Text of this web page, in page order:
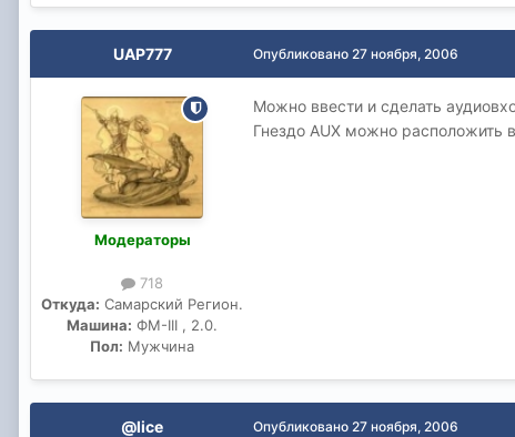
UAP777
Модераторы
718
Откуда: Самарский Регион.
Машина: ФМ-III , 2.0.
Пол: Мужчина
Опубликовано 27 ноября, 2006
Можно ввести и сделать
Гнездо AUX можно расположить
@lice Опубликовано 27 ноября, 2006